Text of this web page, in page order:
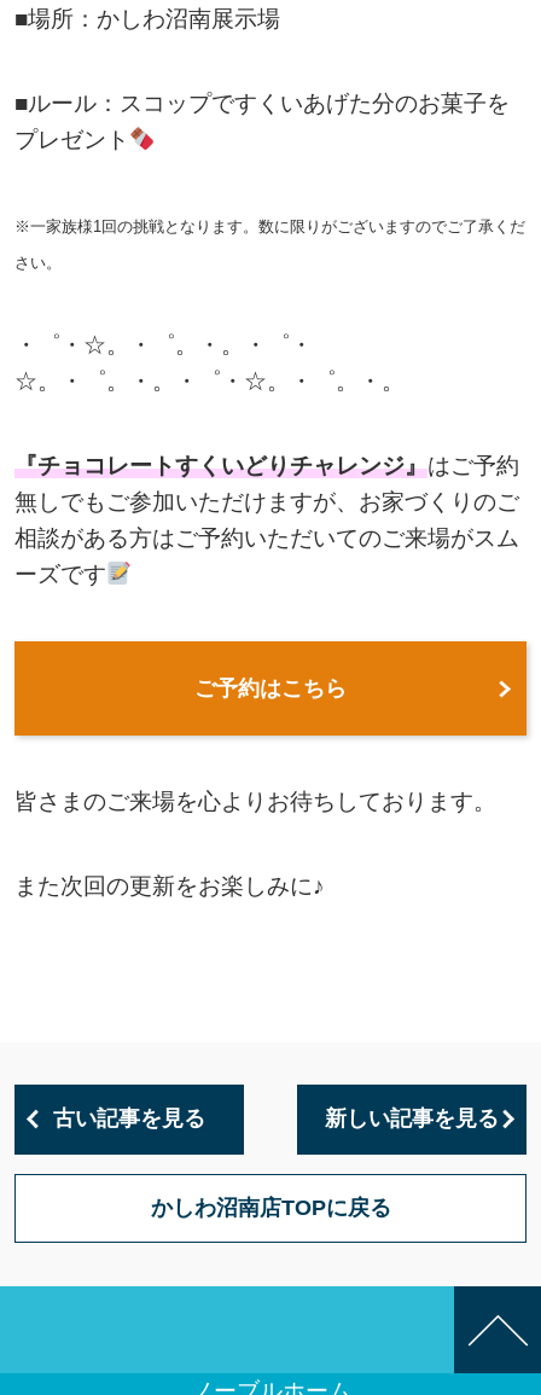
■場所：かしわ沼南展示場
■ルール：スコップですくいあげた分のお菓子を
プレゼント
※一家族様1回の挑戦となります。数に限りがございますのでご了承くだ
さい。
・゜・☆。・゜。・。・゜・
☆。・゜。・。・゜・☆。・゜。・。
『チョコレートすくいどりチャレンジ』はご予約
無しでもご参加いただけますが、お家づくりのご
相談がある方はご予約いただいてのご来場がスム
ーズです
ご予約はこちら
皆さまのご来場を心よりお待ちしております。
また次回の更新をお楽しみに♪
古い記事を見る 新しい記事を見る
かしわ沼南店TOPに戻る